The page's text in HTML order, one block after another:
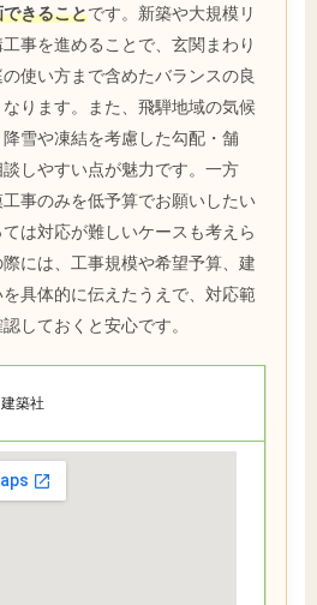
きることです。新築や大規模リ
事を進めることで、玄関まわり
使い方まで含めたバランスの良
ります。また、飛騨地域の気候
雪や凍結を考慮した勾配・舗
しやすい点が魅力です。一方
事のみを低予算でお願いしたい
は対応が難しいケースも考えら
には、工事規模や希望予算、建
具体的に伝えたうえで、対応範
しておくと安心です。
築社